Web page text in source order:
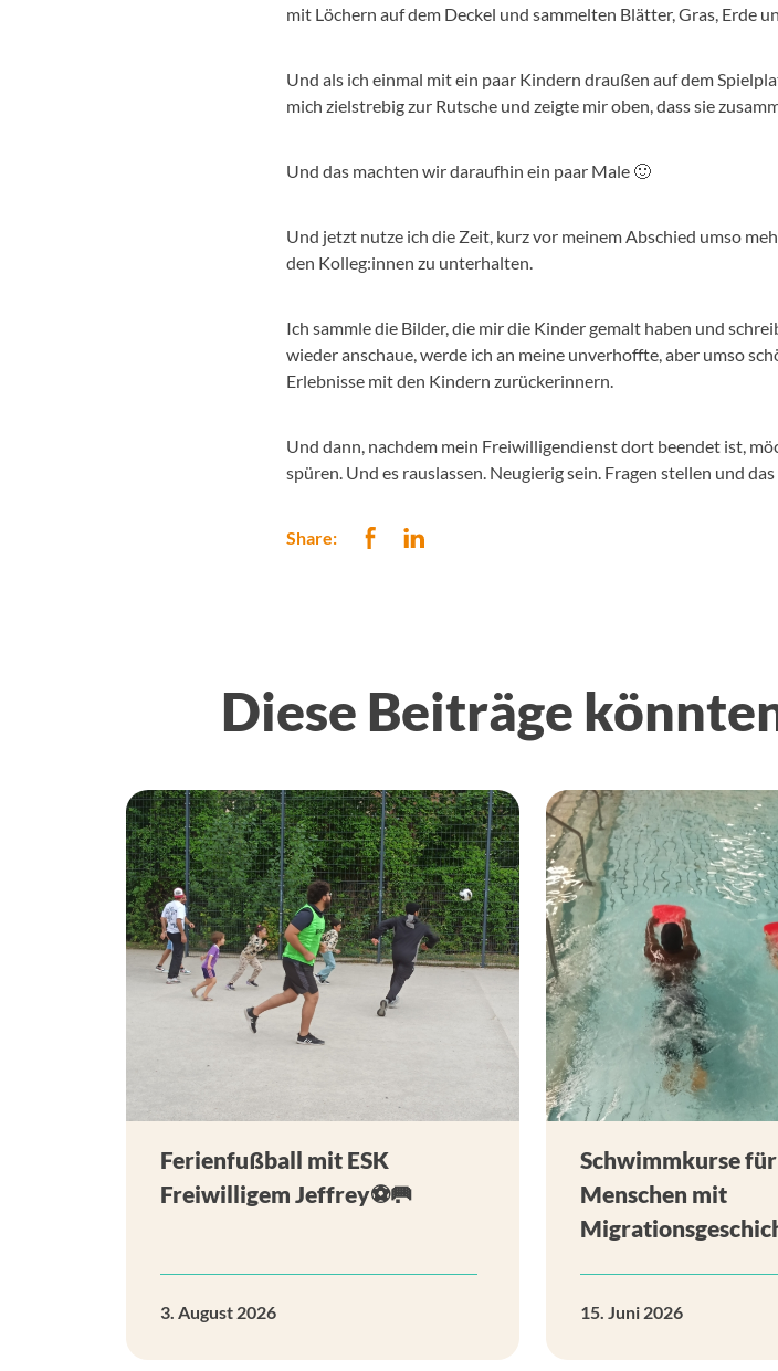
mit Löchern auf dem Deckel und sammelten Blätter, Gras, Erde
Und als ich einmal mit ein paar Kindern draußen auf dem
mich zielstrebig zur Rutsche und zeigte mir oben, dass sie
Und das machten wir daraufhin ein paar Male 🙂
Und jetzt nutze ich die Zeit, kurz vor meinem Abschied umso
den Kolleg:innen zu unterhalten.
Ich sammle die Bilder, die mir die Kinder gemalt haben und
wieder anschaue, werde ich an meine unverhoffte, aber umso
Erlebnisse mit den Kindern zurückerinnern.
Und dann, nachdem mein Freiwilligendienst dort beendet ist,
spüren. Und es rauslassen. Neugierig sein. Fragen stellen und
Share:
Diese Beiträge
Ferienfußball mit ESK
Freiwilligem Jeffrey⚽🥅
3. August 2026
Schwimmkurse
Menschen mit
15. Juni 2026